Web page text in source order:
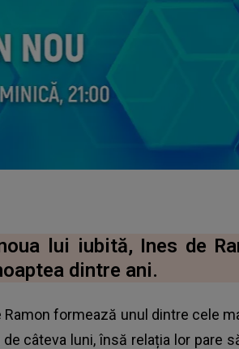
lui iubită, Ines de
dintre ani.
Ramon formează unul dintre cele
câteva luni, însă relația lor pare